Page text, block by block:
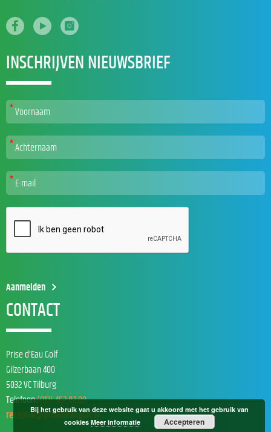
INSCHRIJVEN NIEUWSBRIEF
CONTACT
Prise d’Eau Golf
Gilzerbaan 400
5032 VC Tilburg
Telefoon(013) 462 82 00
receptie@prisedeaugolf.nl
Bij het gebruik van deze website gaat u akkoord met het gebruik van
cookies Meer informatie Accepteren